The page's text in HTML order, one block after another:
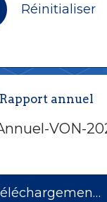
Réinitialiser
Rapport annuel
VON-